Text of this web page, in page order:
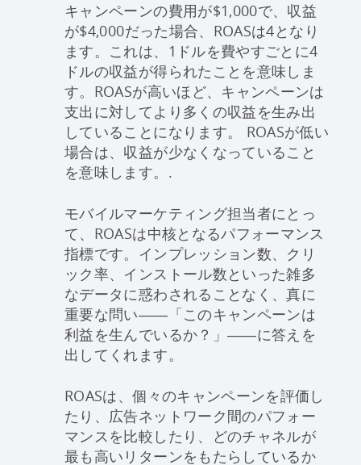
キャンペーンの費用が$1,000で、収益
が$4,000だった場合、ROASは4となり
ます。これは、1ドルを費やすごとに4
ドルの収益が得られたことを意味しま
す。ROASが高いほど、キャンペーンは
支出に対してより多くの収益を生み出
していることになります。 ROASが低い
場合は、収益が少なくなっていること
を意味します。.
モバイルマーケティング担当者にとっ
て、ROASは中核となるパフォーマンス
指標です。インプレッション数、クリ
ック率、インストール数といった雑多
なデータに惑わされることなく、真に
重要な問い――「このキャンペーンは
利益を生んでいるか？」――に答えを
出してくれます。
ROASは、個々のキャンペーンを評価し
たり、広告ネットワーク間のパフォー
マンスを比較したり、どのチャネルが
最も高いリターンをもたらしているか